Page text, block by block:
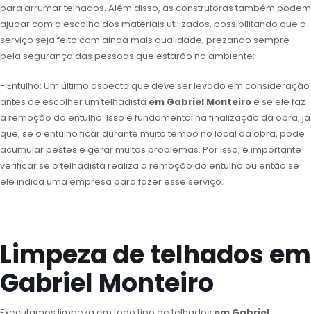
para arrumar telhados. Além disso, as construtoras também podem
ajudar com a escolha dos materiais utilizados, possibilitando que o
serviço seja feito com ainda mais qualidade, prezando sempre
pela segurança das pessoas que estarão no ambiente;
- Entulho: Um último aspecto que deve ser levado em consideração
antes de escolher um telhadista em Gabriel Monteiroé se ele faz
a remoção do entulho. Isso é fundamental na finalização da obra, já
que, se o entulho ficar durante muito tempo no local da obra, pode
acumular pestes e gerar muitos problemas. Por isso, é importante
verificar se o telhadista realiza a remoção do entulho ou então se
ele indica uma empresa para fazer esse serviço.
Limpeza de telhados em
Gabriel Monteiro